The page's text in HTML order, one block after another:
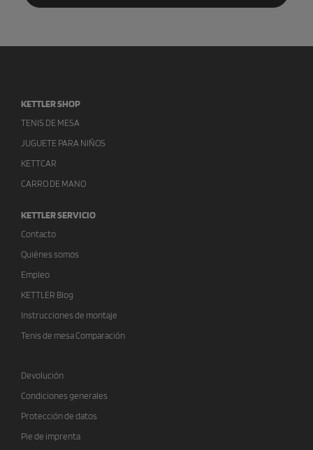
KETTLER SHOP
TENIS DE MESA
JUGUETE PARA NIÑOS
KETTCAR
CARRO DE MANO
KETTLER SERVICIO
Contacto
Quiénes somos
Empleo
KETTLER Blog
Instrucciones de montaje
Tenis de mesa Comparación
Devolución
Condiciones generales
Protección de datos
Pie de imprenta